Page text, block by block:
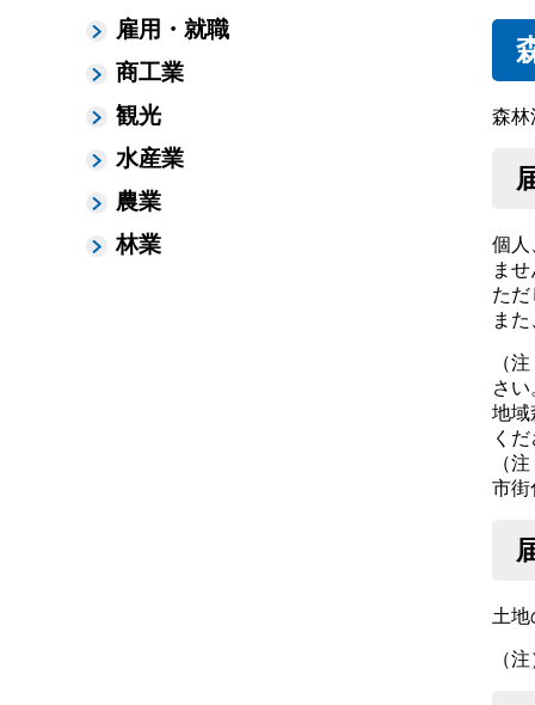
雇用・就職
商工業
観光
水産業
農業
林業
森林
個人
ま
た
ま
（
さ
地域
く
（
市街
土
（